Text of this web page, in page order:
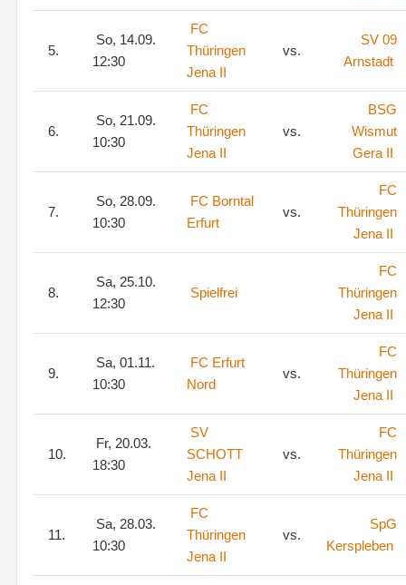
5.
So, 14.09.
12:30
FC
Thüringen
Jena II
vs.
SV 09
Arnstadt
6.
So, 21.09.
10:30
FC
Thüringen
Jena II
vs.
BSG
Wismut
Gera II
7.
So, 28.09.
10:30
FC Borntal
Erfurt
vs.
FC
Thüringen
Jena II
8.
Sa, 25.10.
12:30
Spielfrei
FC
Thüringen
Jena II
9.
Sa, 01.11.
10:30
FC Erfurt
Nord
vs.
FC
Thüringen
Jena II
10.
Fr, 20.03.
18:30
SV
SCHOTT
Jena II
vs.
FC
Thüringen
Jena II
11.
Sa, 28.03.
10:30
FC
Thüringen
Jena II
vs.
SpG
Kerspleben